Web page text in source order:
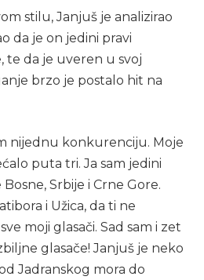
stilu, Janjuš je analizirao
da je on jedini pravi
te da je uveren u svoj
brzo je postalo hit na
nijednu konkurenciju. Moje
puta tri. Ja sam jedini
Srbije i Crne Gore.
i Užica, da ti ne
moji glasači. Sad sam i zet
glasače! Janjuš je neko
Jadranskog mora do